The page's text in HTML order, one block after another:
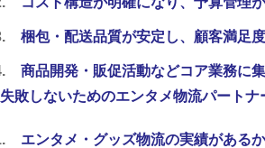
梱包・配送品質が安定し、顧客満足
商品開発・販促活動などコア業務に
失敗しないためのエンタメ物流パートナ
エンタメ・グッズ物流の実績があるか